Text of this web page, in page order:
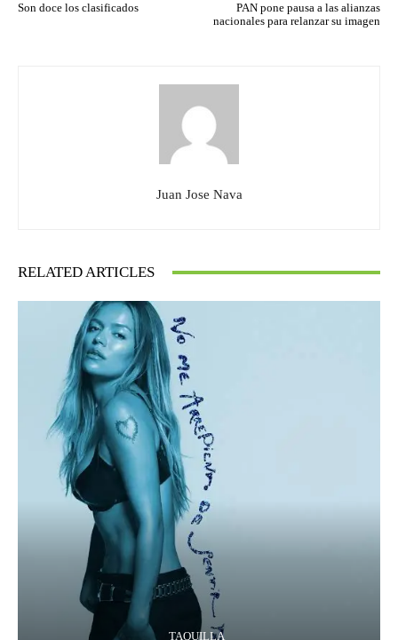
Son doce los clasificados
PAN pone pausa a las alianzas
nacionales para relanzar su imagen
Juan Jose Nava
RELATED ARTICLES
TAQUILLA